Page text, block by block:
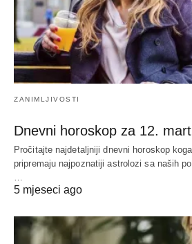
ZANIMLJIVOSTI
Dnevni horoskop za 12.
Pročitajte najdetaljniji dnevni horoskop
pripremaju najpoznatiji astrolozi sa naših
…
5 mjeseci ago